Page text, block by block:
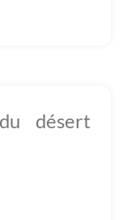
désert